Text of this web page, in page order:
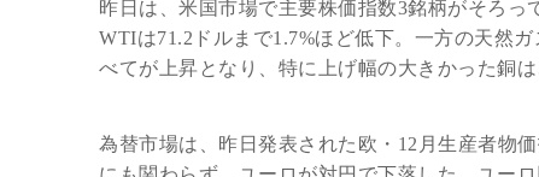
昨日は、米国市場で主要株価指数3銘柄がそろ
WTIは71.2ドルまで1.7%ほど低下。一方の天然
べてが上昇となり、特に上げ幅の大きかった銅
為替市場は、昨日発表された欧・12月生産者物